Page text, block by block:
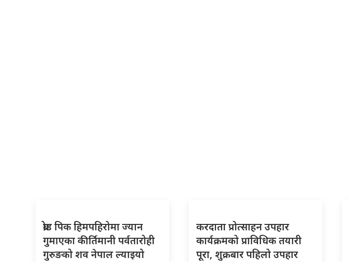
ब्रोड पिक हिमपहिरोमा ज्यान
गुमाएका कीर्तिमानी पर्वतारोही
गुरुङको शव नेपाल ल्याइयो
करदाता प्रोत्साहन उपहार
कार्यक्रमको प्राविधिक तयारी
पूरा, शुक्रबार पहिलो उपहार